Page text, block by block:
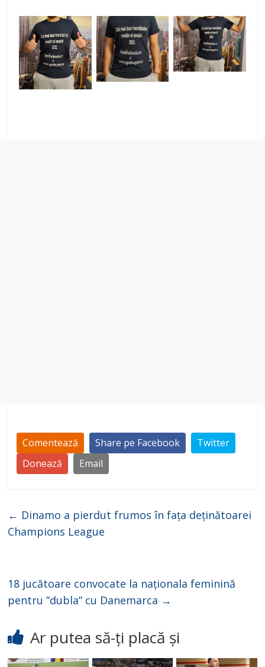
Comentează Share pe Facebook
Twitter
Donează
Email
← Dinamo a pierdut frumos în fața deținătoarei
Champions League
18 jucătoare convocate la naționala feminină
pentru ”dubla” cu Danemarca →
Ar putea să-ți placă și